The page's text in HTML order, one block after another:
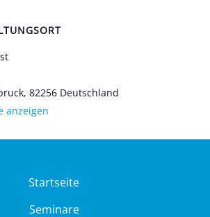
, 82256 Deutsch­land
anzei­gen
Startseite
Seminare